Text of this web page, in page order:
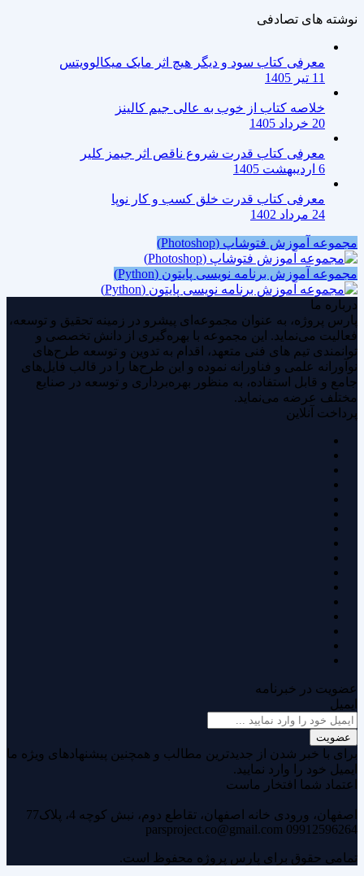
نوشته های تصادفی
معرفی کتاب سود و دیگر هیچ اثر مایک میکالوویتس
11 تیر 1405
خلاصه کتاب از خوب به عالی جیم کالینز
20 خرداد 1405
معرفی کتاب قدرت شروع ناقص اثر جیمز کلیر
6 اردیبهشت 1405
معرفی کتاب قدرت خلق کسب و کار نوپا
24 مرداد 1402
مجموعه آموزش فتوشاپ (Photoshop)
مجموعه آموزش برنامه نویسی پایتون (Python)
درباره ما
پارس پروژه، به عنوان مجموعه‌ای پیشرو در زمینه تحقیق و توسعه،
فعالیت می‌نماید. این مجموعه با بهره‌گیری از دانش تخصصی و
توانمندی‌ تیم های فنی متعهد، اقدام به تدوین و توسعه طرح‌های
نوآورانه علمی و فناورانه نموده و این طرح‌ها را در قالب فایل‌های
جامع و قابل استفاده، به منظور بهره‌برداری و توسعه در صنایع
مختلف عرضه می‌نماید.
پرداخت آنلاین
عضویت در خبرنامه
ایمیل
عضویت
برای با خبر شدن از جدیدترین مطالب و همچنین پیشنهادهای ویژه ما
ایمیل خود را وارد نمایید.
اعتماد شما افتخار ماست
اصفهان، ورودی خانه اصفهان، تقاطع دوم، نبش کوچه 4، پلاک77
09912596264
parsproject.co@gmail.com
تمامی حقوق برای پارس پروژه محفوظ است.